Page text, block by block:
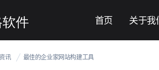
首页 关于我
讯 最佳的企业家网站构建工具